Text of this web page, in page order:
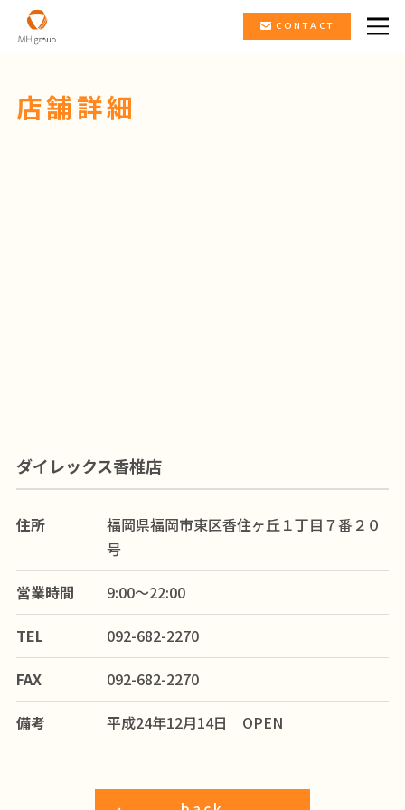
CONTACT
店舗詳細
ダイレックス香椎店
住所
福岡県福岡市東区香住ヶ丘１丁目７番２０
号
営業時間
9:00～22:00
TEL
092-682-2270
FAX
092-682-2270
備考
平成24年12月14日 OPEN